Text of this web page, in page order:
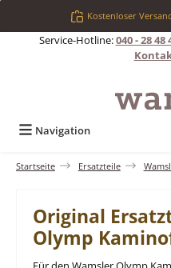
Zum Hauptinhalt springen
Kostenloser
Service-Hotline:040 - 28 48
Navigation
Startseite Ersatzteile
Original
Olymp